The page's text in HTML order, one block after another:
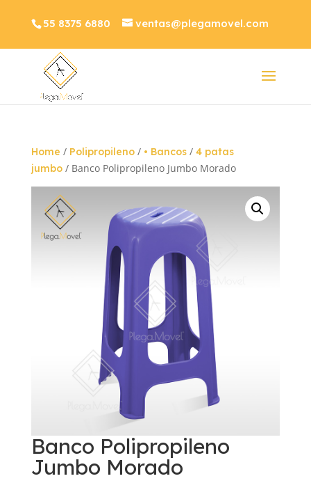
55 8375 6880 ventas@plegamovel.com
Home / Polipropileno/ • Bancos/ 4 patas
jumbo/ Banco Polipropileno Jumbo Morado
Banco Polipropileno
Jumbo Morado